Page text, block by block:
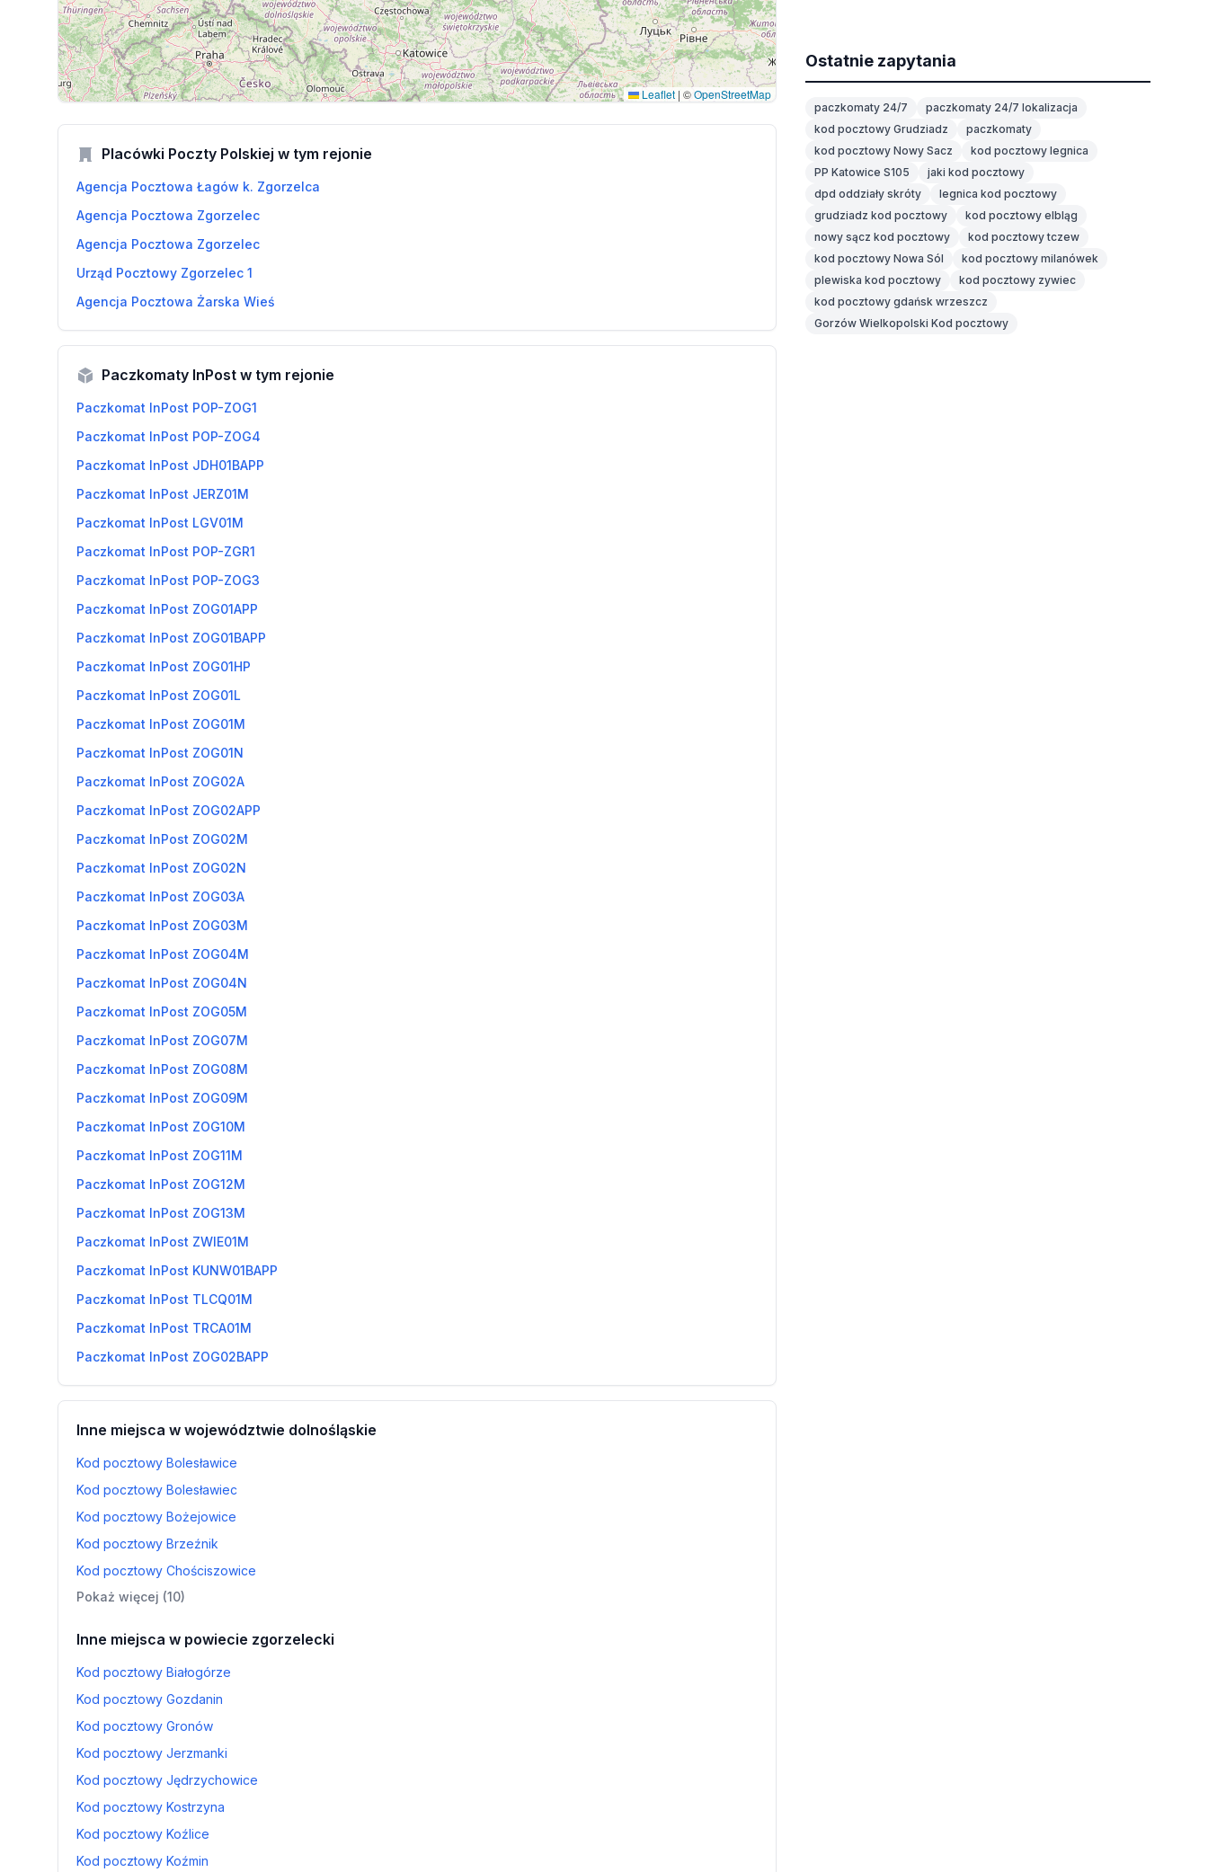
Leaflet | ©OpenStreetMap
Placówki Poczty Polskiej w tym rejonie
Agencja Pocztowa Łagów k. Zgorzelca
Agencja Pocztowa Zgorzelec
Agencja Pocztowa Zgorzelec
Urząd Pocztowy Zgorzelec 1
Agencja Pocztowa Żarska Wieś
Paczkomaty InPost w tym rejonie
Paczkomat InPost POP-ZOG1
Paczkomat InPost POP-ZOG4
Paczkomat InPost JDH01BAPP
Paczkomat InPost JERZ01M
Paczkomat InPost LGV01M
Paczkomat InPost POP-ZGR1
Paczkomat InPost POP-ZOG3
Paczkomat InPost ZOG01APP
Paczkomat InPost ZOG01BAPP
Paczkomat InPost ZOG01HP
Paczkomat InPost ZOG01L
Paczkomat InPost ZOG01M
Paczkomat InPost ZOG01N
Paczkomat InPost ZOG02A
Paczkomat InPost ZOG02APP
Paczkomat InPost ZOG02M
Paczkomat InPost ZOG02N
Paczkomat InPost ZOG03A
Paczkomat InPost ZOG03M
Paczkomat InPost ZOG04M
Paczkomat InPost ZOG04N
Paczkomat InPost ZOG05M
Paczkomat InPost ZOG07M
Paczkomat InPost ZOG08M
Paczkomat InPost ZOG09M
Paczkomat InPost ZOG10M
Paczkomat InPost ZOG11M
Paczkomat InPost ZOG12M
Paczkomat InPost ZOG13M
Paczkomat InPost ZWIE01M
Paczkomat InPost KUNW01BAPP
Paczkomat InPost TLCQ01M
Paczkomat InPost TRCA01M
Paczkomat InPost ZOG02BAPP
Inne miejsca w województwie dolnośląskie
Kod pocztowy Bolesławice
Kod pocztowy Bolesławiec
Kod pocztowy Bożejowice
Kod pocztowy Brzeźnik
Kod pocztowy Chościszowice
Pokaż więcej (10)
Inne miejsca w powiecie zgorzelecki
Kod pocztowy Białogórze
Kod pocztowy Gozdanin
Kod pocztowy Gronów
Kod pocztowy Jerzmanki
Kod pocztowy Jędrzychowice
Kod pocztowy Kostrzyna
Kod pocztowy Koźlice
Kod pocztowy Koźmin
Ostatnie zapytania
paczkomaty 24/7
paczkomaty 24/7 lokalizacja
kod pocztowy Grudziadz
paczkomaty
kod pocztowy Nowy Sacz
kod pocztowy legnica
PP Katowice S105
jaki kod pocztowy
dpd oddziały skróty
legnica kod pocztowy
grudziadz kod pocztowy
kod pocztowy elbląg
nowy sącz kod pocztowy
kod pocztowy tczew
kod pocztowy Nowa Sól
kod pocztowy milanówek
plewiska kod pocztowy
kod pocztowy zywiec
kod pocztowy gdańsk wrzeszcz
Gorzów Wielkopolski Kod pocztowy